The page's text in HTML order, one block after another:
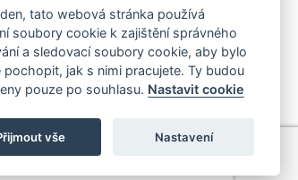
tato webová stránka používá
soubory cookie k zajištění správného
a sledovací soubory cookie, aby bylo
pochopit, jak s nimi pracujete. Ty budou
pouze po souhlasu. Nastavit cookie
vše Nastavení